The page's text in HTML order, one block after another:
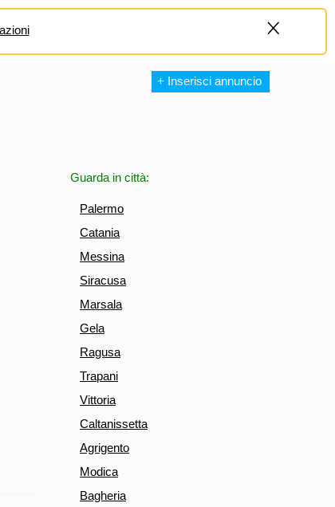
+
+ Inserisci annuncio
Guarda in città:
Palermo
Catania
Messina
Siracusa
Marsala
Gela
Ragusa
Trapani
Vittoria
Caltanissetta
Agrigento
Modica
Bagheria